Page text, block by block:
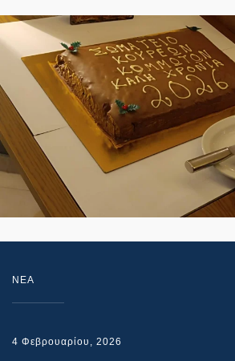
NEA
4 Φεβρουαρίου, 2026